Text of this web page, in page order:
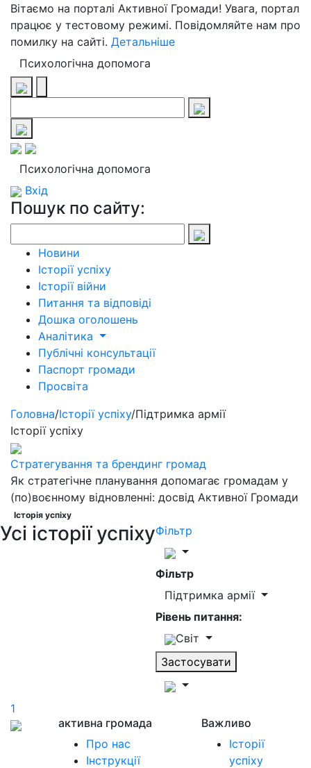
Вітаємо на порталі Активної Громади! Увага, портал
працює у тестовому режимі. Повідомляйте нам про
помилку на сайті. Детальніше
Психологічна допомога
Психологічна допомога
Вхід
Пошук по сайту:
Новини
Історії успіху
Історії війни
Питання та відповіді
Дошка оголошень
Аналітика
Публічні консультації
Паспорт громади
Просвіта
Головна/Історії успіху/Підтримка армії
Історії успіху
Стратегування та брендинг громад
Як стратегічне планування допомагає громадам у
(по)воєнному відновленні: досвід Активної Громади
Історія успіху
Усі історії успіхуФільтр
Фільтр
Підтримка армії
Рівень питання:
Світ
Застосувати
1
активна громада
Про нас
Інструкції
Важливо
Історії
успіху